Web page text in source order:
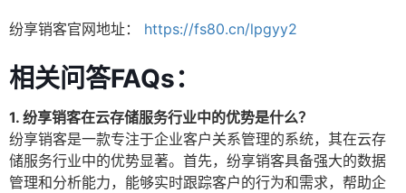
纷享销客官网地址： https://fs80.cn/lpgyy2
相关问答FAQs：
1. 纷享销客在云存储服务行业中的优势是什么？
纷享销客是一款专注于企业客户关系管理的系统，其在云存
储服务行业中的优势显著。首先，纷享销客具备强大的数据
管理和分析能力，能够实时跟踪客户的行为和需求，帮助企